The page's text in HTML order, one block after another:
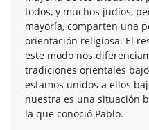
todos, y muchos judíos,
mayoría, comparten una
orientación religiosa. El
este modo nos
tradiciones orientales
estamos unidos a ellos
nuestra es una situación
la que conoció Pablo.